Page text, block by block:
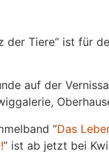
der Tiere“ ist für
auf der
“Das L
” ist ab jetzt bei